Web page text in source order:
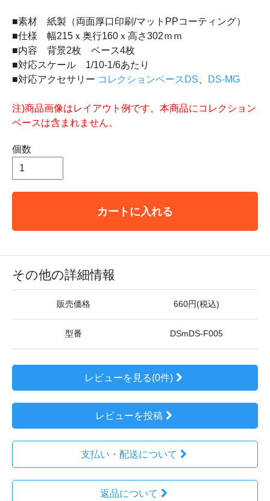
■素材 紙製（両面厚口印刷/マットPPコーティング）
■仕様 幅215ｘ奥行160ｘ高さ302ｍｍ
■内容 背景2枚 ベース4枚
■対応スケール 1/10-1/6あたり
■対応アクセサリー コレクションベースDS DS-MG
注)商品画像はレイアウト例です。本商品にコレクション
ベースは含まれません。
個数
カートに入れる
その他の詳細情報
販売価格 660円(税込)
型番 DSmDS-F005
レビューを見る(0件)
レビューを投稿
支払い・配送について
返品について